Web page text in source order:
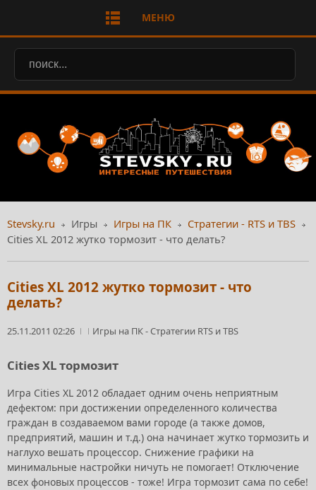
МЕНЮ
Stevsky.ru Игры Игры на ПК
Стратегии - RTS и TBS
Cities XL 2012 жутко тормозит - что делать?
Cities XL 2012 жутко тормозит - что
делать?
25.11.2011 02:26 Игры на ПК-Стратегии RTS и TBS
Cities XL тормозит
Игра Cities XL 2012 обладает одним очень неприятным
дефектом: при достижении определенного количества
граждан в создаваемом вами городе (а также домов,
предприятий, машин и т.д.) она начинает жутко тормозить и
наглухо вешать процессор. Снижение графики на
минимальные настройки ничуть не помогает! Отключение
всех фоновых процессов - тоже! Игра тормозит сама по себе!